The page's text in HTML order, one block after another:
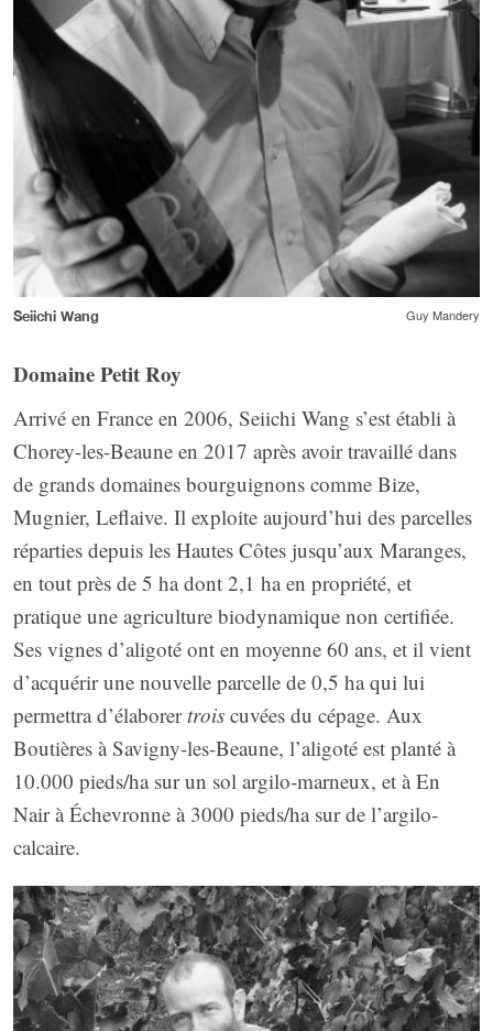
Seiichi Wang Guy Mandery
Domaine Petit Roy
Arrivé en France en 2006, Seiichi Wang s’est établi à
Chorey-les-Beaune en 2017 après avoir travaillé dans
de grands domaines bourguignons comme Bize,
Mugnier, Leflaive. Il exploite aujourd’hui des parcelles
réparties depuis les Hautes Côtes jusqu’aux Maranges,
en tout près de 5 ha dont 2,1 ha en propriété, et
pratique une agriculture biodynamique non certifiée.
Ses vignes d’aligoté ont en moyenne 60 ans, et il vient
d’acquérir une nouvelle parcelle de 0,5 ha qui lui
permettra d’élaborertrois cuvées du cépage. Aux
Boutières à Savigny-les-Beaune, l’aligoté est planté à
10.000 pieds/ha sur un sol argilo-marneux, et à En
Nair à Échevronne à 3000 pieds/ha sur de l’argilo-
calcaire.